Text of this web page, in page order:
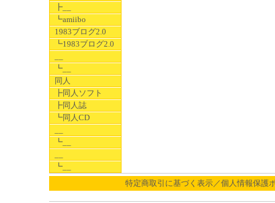
┣__
┗amiibo
1983ブログ2.0
┗1983ブログ2.0
┗__
同人
┣同人ソフト
┣同人誌
┗同人CD
┗__
┗__
特定商取引に基づく表示／個人情報保護